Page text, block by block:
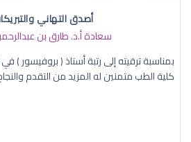
أصدق التهاني
سعادة أ.د. ​طارق بن
بمناسبة ترقيته إلى رتبة أستاذ ( بروفيسور
كلية الطب متمنين له المزيد من التقدم